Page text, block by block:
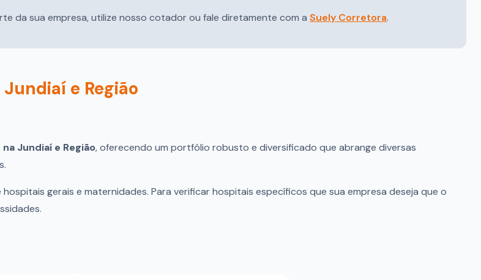
da sua empresa, utilize nosso cotador ou fale diretamente com a Suely Corretora.
e Região
Jundiaí e Região, oferecendo um portfólio robusto e diversificado que abrange diversas
gerais e maternidades. Para verificar hospitais específicos que sua empresa deseja que o